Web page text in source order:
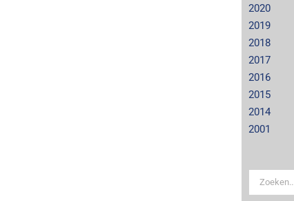
2020
2019
2018
2017
2016
2015
2014
2001
Zoeken
naar: